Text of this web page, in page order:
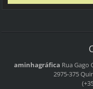
aminhagráfica Rua Gago
2975-375